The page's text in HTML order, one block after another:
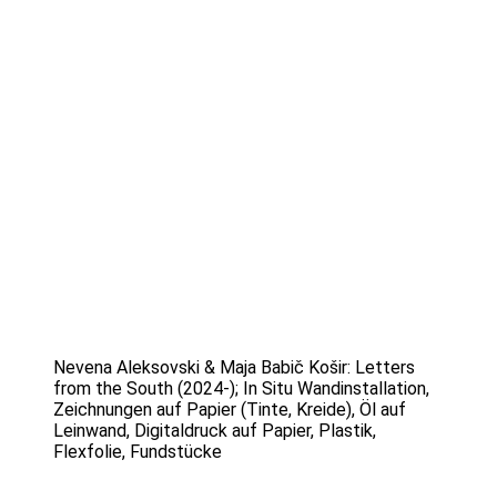
Nevena Aleksovski & Maja Babič Košir: Letters
from the South (2024-); In Situ Wandinstallation,
Zeichnungen auf Papier (Tinte, Kreide), Öl auf
Leinwand, Digitaldruck auf Papier, Plastik,
Flexfolie, Fundstücke